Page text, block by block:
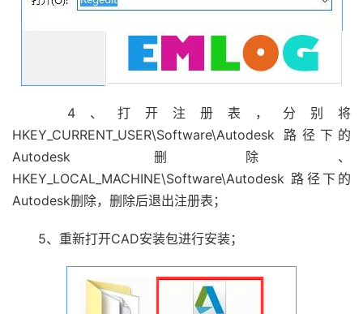
4、打开注册表，分别将
HKEY_CURRENT_USER\Software\Autodesk 路径下的
Autodesk 删除、
HKEY_LOCAL_MACHINE\Software\Autodesk 路径下的
Autodesk删除，删除后退出注册表；
5、重新打开CAD安装包进行安装；